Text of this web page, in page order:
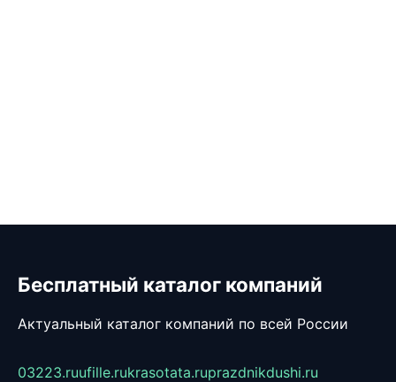
Бесплатный каталог компаний
Актуальный каталог компаний по всей России
03223.ruufille.rukrasotata.ruprazdnikdushi.ru